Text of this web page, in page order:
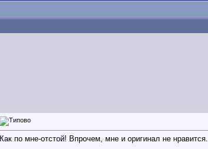
Как по мне-отстой! Впрочем, мне и оригинал не нравится.